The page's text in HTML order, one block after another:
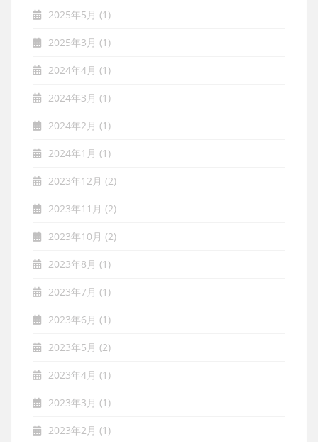
2025年5月 (1)
2025年3月 (1)
2024年4月 (1)
2024年3月 (1)
2024年2月 (1)
2024年1月 (1)
2023年12月 (2)
2023年11月 (2)
2023年10月 (2)
2023年8月 (1)
2023年7月 (1)
2023年6月 (1)
2023年5月 (2)
2023年4月 (1)
2023年3月 (1)
2023年2月 (1)